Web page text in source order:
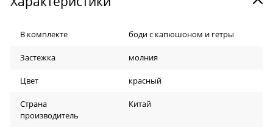
В комплекте боди с капюшоном и гетры
Застежка молния
Цвет красный
Страна
производитель
Китай